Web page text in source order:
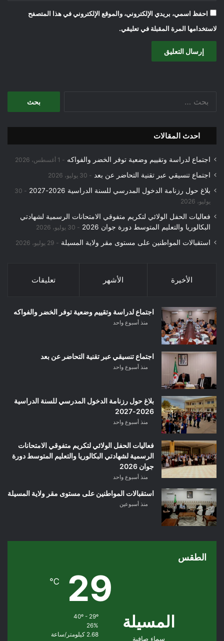
احفظ اسمي، بريدي الإلكتروني، والموقع الإلكتروني في هذا المتصفح
لاستخدامها المرة المقبلة في تعليقي.
احدث المقالات
اجتماع لدراسة وتقييم وضعية توفر الخضر والفواكه 1 أغسطس، 2026
اجتماع تنسيقي عبر تقنية التحاضر عن بعد 30 يوليو، 2026
بلاغ حول رزنامة الدخول المدرسي للسنة الدراسية 2026-2027
30
يوليو، 2026
فعاليات الحفل الولائي لتكريم متفوقي الامتحانات الرسمية لشهادتي
البكالوريا والتعليم المتوسط دورة جوان 2026
30 يوليو، 2026
استقبالات المواطنين على مستوى مقر ولاية المسيلة 29 يوليو، 2026
الأخيرة الأشهر تعليقات
اجتماع لدراسة وتقييم وضعية توفر الخضر والفواكه
منذ أسبوع واحد
اجتماع تنسيقي عبر تقنية التحاضر عن بعد
منذ أسبوع واحد
بلاغ حول رزنامة الدخول المدرسي للسنة الدراسية
2026-2027
منذ أسبوع واحد
فعاليات الحفل الولائي لتكريم متفوقي الامتحانات
الرسمية لشهادتي البكالوريا والتعليم المتوسط دورة
جوان 2026
منذ أسبوع واحد
استقبالات المواطنين على مستوى مقر ولاية المسيلة
منذ أسبوعين
الطقس
المسيلة
سماء صافية
29
℃
40º - 29º
26%
2.68 كيلومتر/ساعة